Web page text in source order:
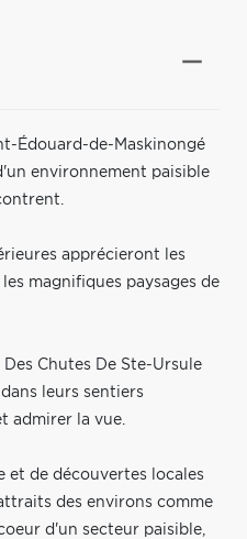
Édouard-de-Maskinongé
environnement paisible
apprécieront les
magnifiques paysages de
Chutes De Ste-Ursule
leurs sentiers
admirer la vue.
et de découvertes locales
des environs comme
d'un secteur paisible,